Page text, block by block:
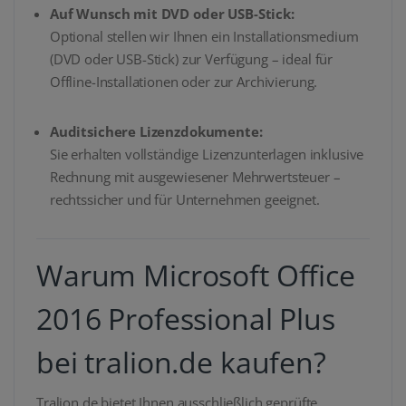
Auf Wunsch mit DVD oder USB-Stick:
Optional stellen wir Ihnen ein Installationsmedium
(DVD oder USB-Stick) zur Verfügung – ideal für
Offline-Installationen oder zur Archivierung.
Auditsichere Lizenzdokumente:
Sie erhalten vollständige Lizenzunterlagen inklusive
Rechnung mit ausgewiesener Mehrwertsteuer –
rechtssicher und für Unternehmen geeignet.
Warum Microsoft Office
2016 Professional Plus
bei tralion.de kaufen?